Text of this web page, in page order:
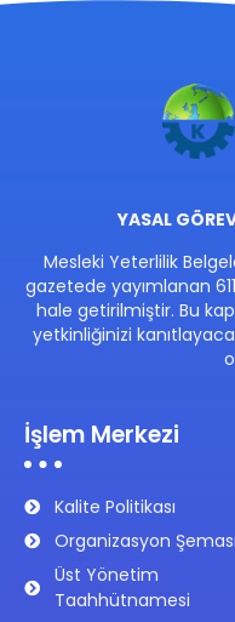
YASAL
Mesleki Yeterlilik
gazetede yayımlanan
hale getirilmiştir. Bu
yetkinliğinizi
İşlem Merkezi
Kalite Politikası
Organizasyon Şeması
Üst Yönetim
Taahhütnamesi